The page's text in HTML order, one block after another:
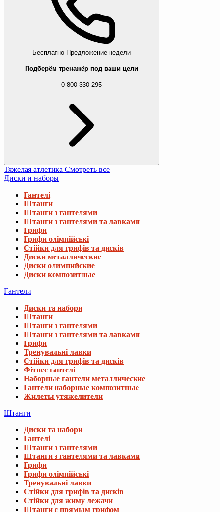
Бесплатно Предложение недели
Подберём тренажёр под ваши цели
0 800 330 295
Тяжелая атлетика Смотреть все
Диски и наборы
Гантелі
Штанги
Штанги з гантелями
Штанги з гантелями та лавками
Грифи
Грифи олімпійські
Стійки для грифів та дисків
Диски металлические
Диски олимпийские
Диски композитные
Гантели
Диски та набори
Штанги
Штанги з гантелями
Штанги з гантелями та лавками
Грифи
Тренувальні лавки
Стійки для грифів та дисків
Фітнес гантелі
Наборные гантели металлические
Гантели наборные композитные
Жилеты утяжелители
Штанги
Диски та набори
Гантелі
Штанги з гантелями
Штанги з гантелями та лавками
Грифи
Грифи олімпійські
Тренувальні лавки
Стійки для грифів та дисків
Стійки для жиму лежачи
Штанги с прямым грифом